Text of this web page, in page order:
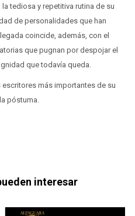
tediosa y repetitiva rutina de su
de personalidades que han
coincide, además, con el
que pugnan por despojar el
que todavía queda.
más importantes de su
póstuma.
interesar